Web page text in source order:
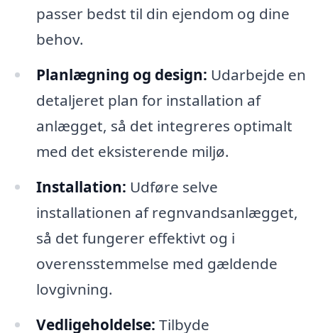
passer bedst til din ejendom og dine
behov.
Planlægning og design: Udarbejde en
detaljeret plan for installation af
anlægget, så det integreres optimalt
med det eksisterende miljø.
Installation: Udføre selve
installationen af regnvandsanlægget,
så det fungerer effektivt og i
overensstemmelse med gældende
lovgivning.
Vedligeholdelse: Tilbyde